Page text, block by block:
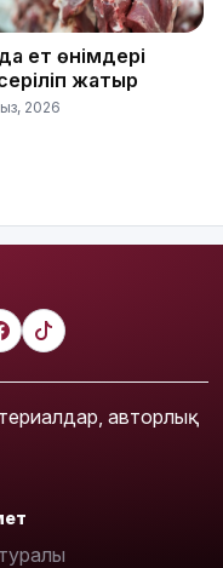
ет өнімдері
жатыр
2026
авторлық